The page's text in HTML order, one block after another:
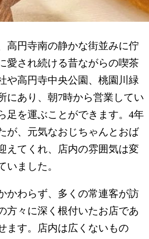
高円寺南の静かな街並みに佇
愛され続ける昔ながらの喫茶
や高円寺中央公園、桃園川緑
にあり、朝7時から営業してい
足を運ぶことができます。4年
が、元気なおじちゃんとおば
えてくれ、店内の雰囲気は変
いました。
かわらず、多くの常連客が訪
方々に深く根付いたお店であ
ます。店内は広くないもの